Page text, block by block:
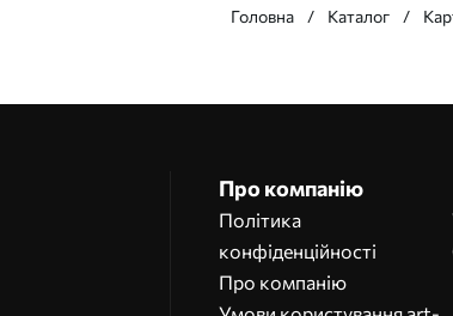
Головна Каталог
Про компанію
Політика
конфіденційності
Про компанію